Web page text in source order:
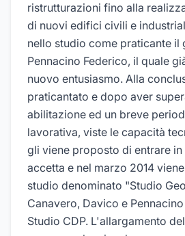
ristrutturazioni fino alla
di nuovi edifici civili e
nello studio come praticante il
Pennacino Federico, il quale
nuovo entusiasmo. Alla
praticantato e dopo aver
abilitazione ed un breve
lavorativa, viste le capacità
gli viene proposto di entrare
accetta e nel marzo 2014
studio denominato "Studio
Canavero, Davico e
Studio CDP. L'allargamento